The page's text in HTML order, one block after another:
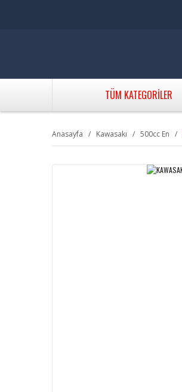
TÜM KATEGORİLER
Anasayfa Kawasakı 500cc En